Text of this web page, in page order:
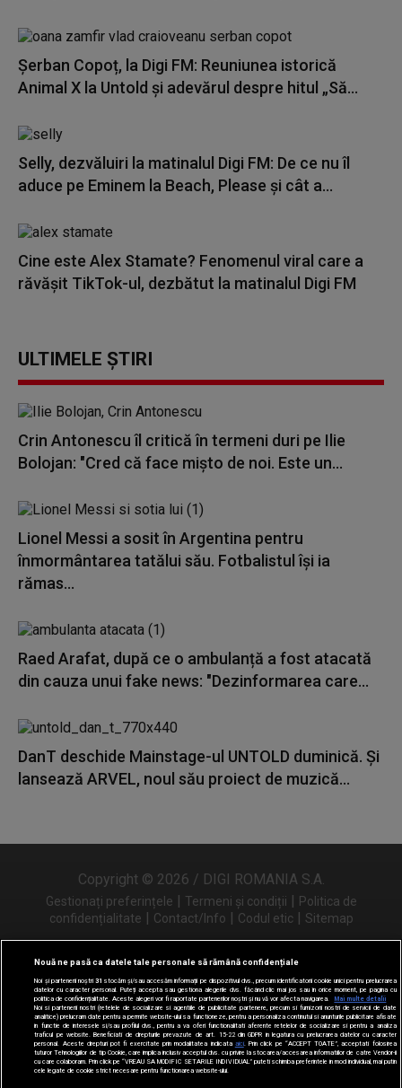
Șerban Copoț, la Digi FM: Reuniunea istorică
Animal X la Untold și adevărul despre hitul „Să...
Selly, dezvăluiri la matinalul Digi FM: De ce nu îl
aduce pe Eminem la Beach, Please și cât a...
Cine este Alex Stamate? Fenomenul viral care a
răvășit TikTok-ul, dezbătut la matinalul Digi FM
ULTIMELE ȘTIRI
Crin Antonescu îl critică în termeni duri pe Ilie
Bolojan: "Cred că face mișto de noi. Este un...
Lionel Messi a sosit în Argentina pentru
înmormântarea tatălui său. Fotbalistul își ia
rămas...
Raed Arafat, după ce o ambulanță a fost atacată
din cauza unui fake news: "Dezinformarea care...
DanT deschide Mainstage-ul UNTOLD duminică. Și
lansează ARVEL, noul său proiect de muzică...
Copyright © 2026 / DIGI ROMANIA S.A.
Gestionați preferințele | Termeni și condiții | Politica de
confidențialitate | Contact/Info | Codul etic | Sitemap
Urmărește-ne și pe
Nouă ne pasă ca datele tale personale să rămână confidențiale
Noi și partenerii noștri31 stocăm și/sau accesăm informații pe dispozitivul dvs., precum identificatorii cookie unici pentru prelucrarea
datelor cu caracter personal. Puteți accepta sau gestiona alegerile dvs. făcând clic mai jos sau în orice moment, pe pagina cu
politica de confidențialitate. Aceste alegeri vor fi raportate partenerilor noștri și nu vă vor afecta navigarea.
Mai multe detalii
Noi si partenerii nostri (retelele de socializare si agentiile de publicitate partenere, precum si furnizorii nostri de servicii de date
analitice) prelucram date pentru a permite website-ului sa functioneze, pentru a personaliza continutul si anunturile publicitare afisate
in functie de interesele si/sau profilul dvs., pentru a va oferi functionalitati aferente retelelor de socializare si pentru a analiza
traficul pe website. Beneficiati de drepturile prevazute de art. 15-22 din GDPR in legatura cu prelucrarea datelor cu caracter
personal. Aceste drepturi pot fi exercitate prin modalitatea indicata aici. Prin click pe “ACCEPT TOATE”, acceptati folosirea
tuturor Tehnologiilor de tip Cookie, care implica inclusiv acceptul dvs. cu privire la stocarea/accesarea informatiilor de catre Vendor-ii
cu care colaboram. Prin click pe “VREAU SA MODIFIC SETARILE INDIVIDUAL” puteti schimba preferintele in mod individual, mai putin
cele legate de cookie strict necesare pentru functionarea website-ului.